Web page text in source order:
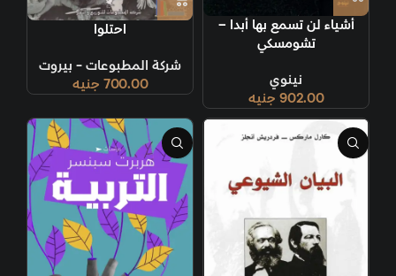
أشياء لن تسمع بها أبدا –
تشومسكي
نينوي
902.00 جنيه
احتلوا
شركة المطبوعات - بيروت
700.00 جنيه